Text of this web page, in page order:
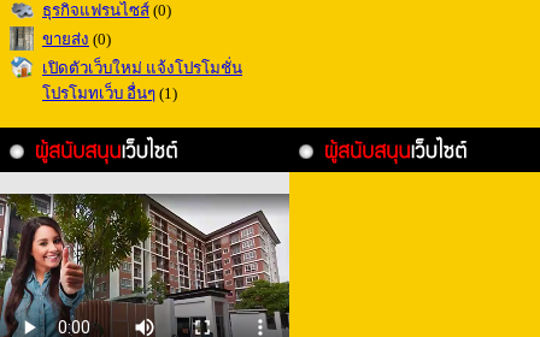
ธุรกิจแฟรนไซส์ (0)
ขายส่ง (0)
เปิดตัวเว็บใหม่ แจ้งโปรโมชั่น
โปรโมทเว็บ อื่นๆ (1)